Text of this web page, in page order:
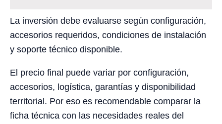
La inversión debe evaluarse según configuración,
accesorios requeridos, condiciones de instalación
y soporte técnico disponible.
El precio final puede variar por configuración,
accesorios, logística, garantías y disponibilidad
territorial. Por eso es recomendable comparar la
ficha técnica con las necesidades reales del